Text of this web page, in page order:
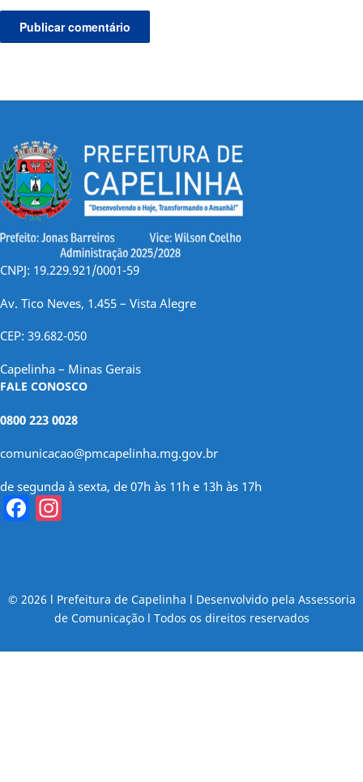
CNPJ: 19.229.921/0001-59
Av. Tico Neves, 1.455 – Vista Alegre
CEP: 39.682-050
Capelinha – Minas Gerais
FALE CONOSCO
0800 223 0028
comunicacao@pmcapelinha.mg.gov.br
de segunda à sexta, de 07h às 11h e 13h às 17h
Facebook
© 2026 l Prefeitura de Capelinha l Desenvolvido pela Assessoria
de Comunicação l Todos os direitos reservados